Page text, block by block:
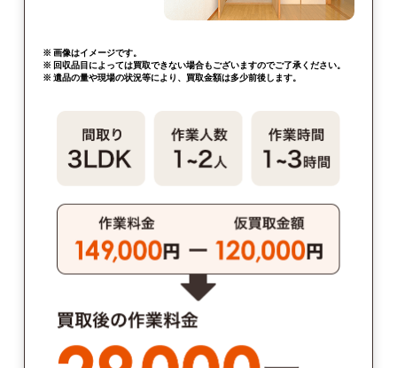
※ 画像はイメージです。
※ 回収品目によっては買取できない場合もございますのでご了承ください。
※ 遺品の量や現場の状況等により、買取金額は多少前後します。